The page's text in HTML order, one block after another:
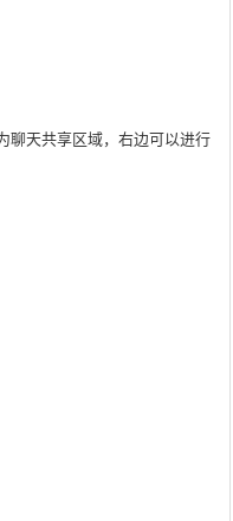
聊天共享区域，右边可以进行